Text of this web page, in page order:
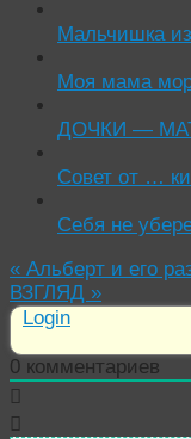
Мальчишка
Моя мама
ДОЧКИ —
Совет от …
Себя не
« Альберт и его
ВЗГЛЯД »
Login
0 комментариев